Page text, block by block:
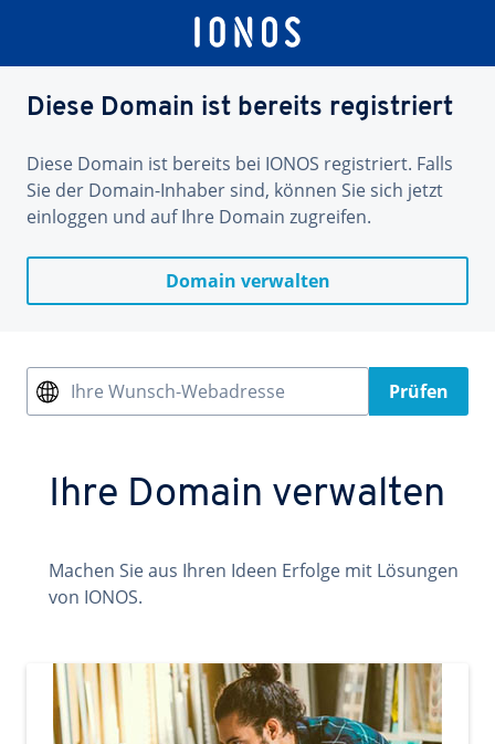
Diese Domain ist bereits registriert
Diese Domain ist bereits bei IONOS registriert. Falls
Sie der Domain-Inhaber sind, können Sie sich jetzt
einloggen und auf Ihre Domain zugreifen.
Domain verwalten
Ihre Wunsch-Webadresse Prüfen
Ihre Domain verwalten
Machen Sie aus Ihren Ideen Erfolge mit Lösungen
von IONOS.